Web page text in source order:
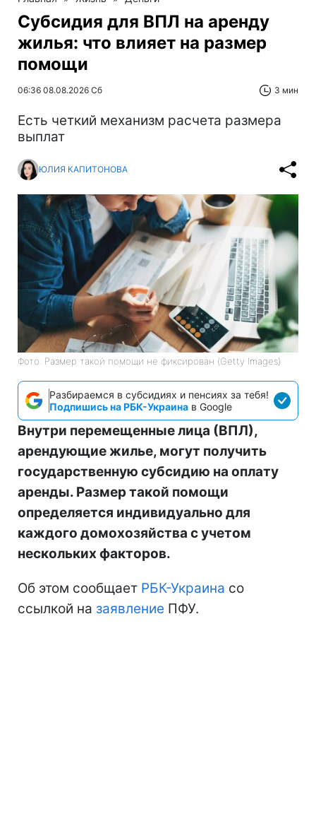
Субсидия для ВПЛ на аренду
жилья: что влияет на размер
помощи
06:36 08.08.2026 Сб 3 мин
Есть четкий механизм расчета размера
выплат
ЮЛИЯ КАПИТОНОВА
Фото: Размер такой помощи не фиксирован (Getty Images)
Разбираемся в субсидиях и пенсиях за тебя!
Подпишись на РБК-Украина в Google
Внутри перемещенные лица (ВПЛ),
арендующие жилье, могут получить
государственную субсидию на оплату
аренды. Размер такой помощи
определяется индивидуально для
каждого домохозяйства с учетом
нескольких факторов.
Об этом сообщает РБК-Украина со
ссылкой на заявление ПФУ.